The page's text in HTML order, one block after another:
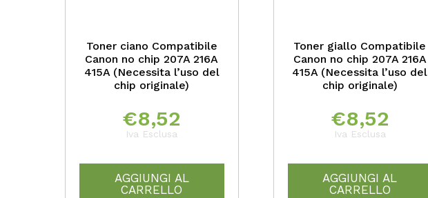
Toner ciano Compatibile
Canon no chip 207A 216A
415A (Necessita l’uso del
chip originale)
€8,52
Iva Esclusa
AGGIUNGI AL
CARRELLO
Toner giallo Compatibile
Canon no chip 207A 216A
415A (Necessita l’uso del
chip originale)
€8,52
Iva Esclusa
AGGIUNGI AL
CARRELLO